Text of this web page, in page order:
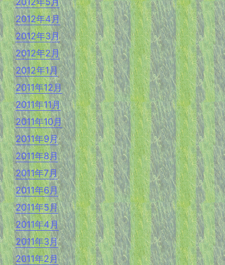
2012年4月
2012年3月
2012年2月
2012年1月
2011年12月
2011年11月
2011年10月
2011年9月
2011年8月
2011年7月
2011年6月
2011年5月
2011年4月
2011年3月
2011年2月